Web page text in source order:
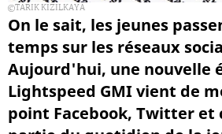
TARIK KIZILKAYA
On le sait, les jeunes
temps sur les réseaux
Aujourd'hui, une nouvelle
Lightspeed GMI vient de
point Facebook, Twitter et